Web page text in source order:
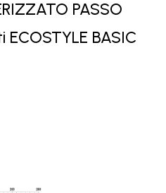
PASSO
BASIC